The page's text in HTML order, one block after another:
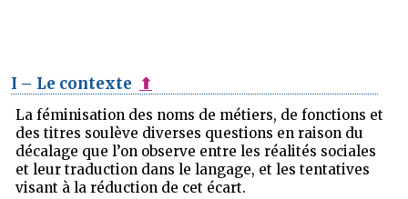
I – Le contexte ⬆
La féminisation des noms de métiers, de fonctions et
des titres soulève diverses questions en raison du
décalage que l’on observe entre les réalités sociales
et leur traduction dans le langage, et les tentatives
visant à la réduction de cet écart.